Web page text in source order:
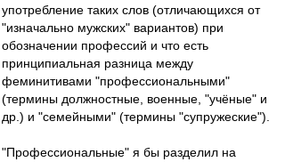
употребление таких слов (отличающихся от
"изначально мужских" вариантов) при
обозначении профессий и что есть
принципиальная разница между
феминитивами "профессиональными"
(термины должностные, военные, "учёные" и
др.) и "семейными" (термины "супружеские").
"Профессиональные" я бы разделил на